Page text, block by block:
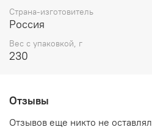
Страна-изготовитель
Россия
Вес с упаковкой, г
230
Отзывы
Отзывов еще никто не оставлял